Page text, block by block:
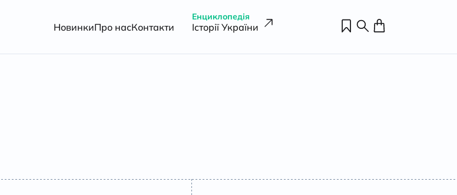
НовинкиПро насКонтакти
Енциклопедія
Історії України